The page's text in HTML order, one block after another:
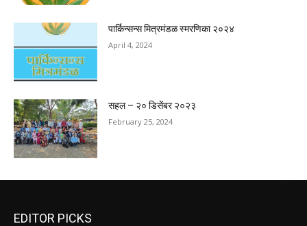
पार्किन्सन्स मित्रमंडळ स्मरणिका २०२४
April 4, 2024
सहल – २० डिसेंबर २०२३
February 25, 2024
EDITOR PICKS